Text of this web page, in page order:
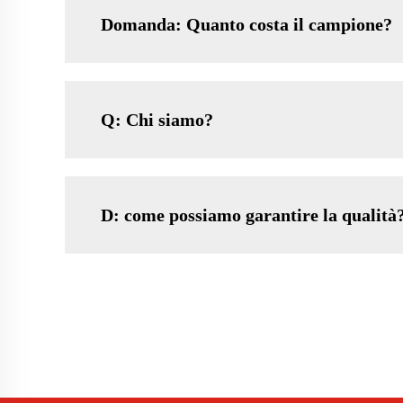
Domanda: Quanto costa il campione?
Q: Chi siamo?
D: come possiamo garantire la